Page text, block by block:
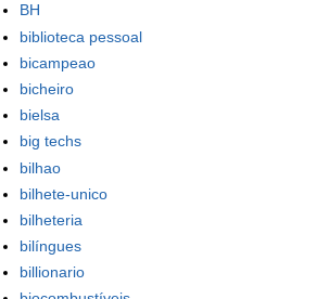
BH
biblioteca pessoal
bicampeao
bicheiro
bielsa
big techs
bilhao
bilhete-unico
bilheteria
bilíngues
billionario